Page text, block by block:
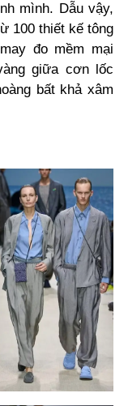
mình. Dẫu vậy,
100 thiết kế tông
đo mềm mại
giữa cơn lốc
bất khả xâm